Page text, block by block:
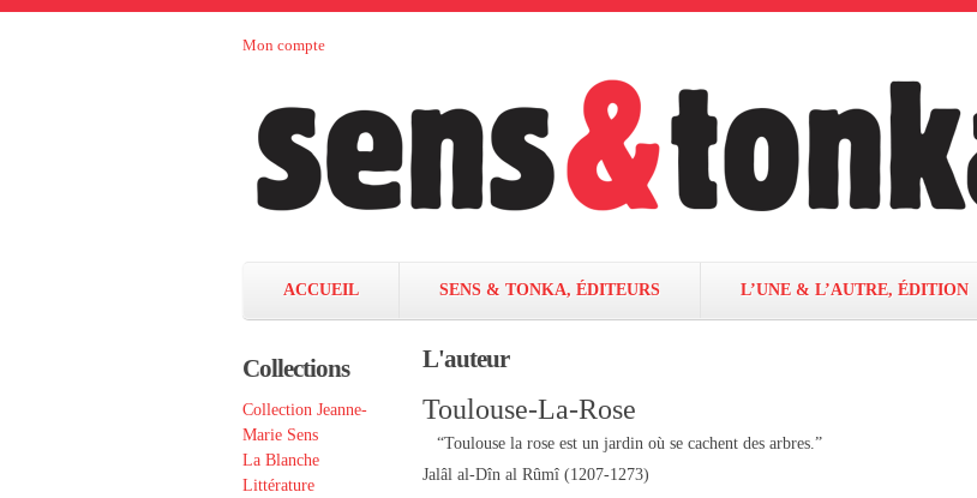
Mon compte
Sens et
Tonka
éditeurs
d’édition
française
ACCUEIL SENS & TONKA, ÉDITEURS L’UNE & L’AUTRE, ÉDITION
Collections
Collection Jeanne-
Marie Sens
La Blanche
Littérature
L'auteur
Toulouse-La-Rose
“Toulouse la rose est un jardin où se cachent des arbres.”
Jalâl al-Dîn al Rûmî (1207-1273)